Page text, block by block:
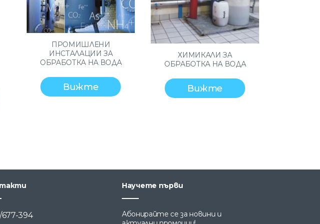
ПРОМИШЛЕНИ
ИНСТАЛАЦИИ ЗА
ОБРАБОТКА НА ВОДА
Вижте
ХИМИКАЛИ ЗА
ОБРАБОТКА НА ВОДА
Вижте
394
Научете първи
Абонирайте се за новини и